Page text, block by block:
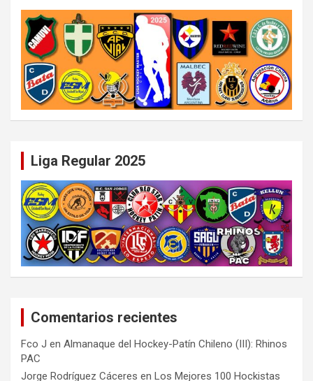
Liga Regular 2025
Comentarios recientes
Fco J en Almanaque del Hockey-Patín Chileno (III): Rhinos
PAC
Jorge Rodríguez Cáceres en Los Mejores 100 Hockistas